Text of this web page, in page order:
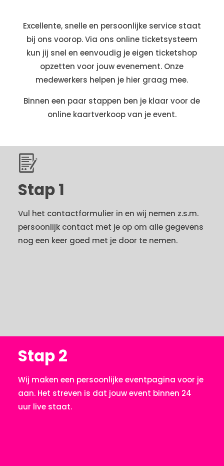
Excellente, snelle en persoonlijke service staat
bij ons voorop. Via ons online ticketsysteem
kun jij snel en eenvoudig je eigen ticketshop
opzetten voor jouw evenement. Onze
medewerkers helpen je hier graag mee.
Binnen een paar stappen ben je klaar voor de
online kaartverkoop van je event.
Stap 1
Vul het contactformulier in en wij nemen z.s.m.
persoonlijk contact met je op om alle gegevens
nog een keer goed met je door te nemen.
Stap 2
Wij maken een persoonlijke eventpagina voor je
aan. Het streven is dat jouw event binnen 24
uur live staat.